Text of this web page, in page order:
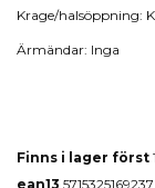
Krage/halsöppning:
Ärmändar: Inga
Finns i lager först
ean13 5715325169237